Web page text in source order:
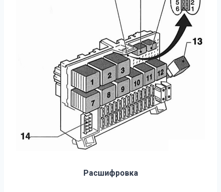
Расшифровка